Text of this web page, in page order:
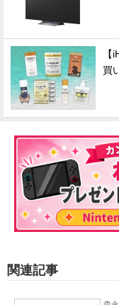
買
関連記事